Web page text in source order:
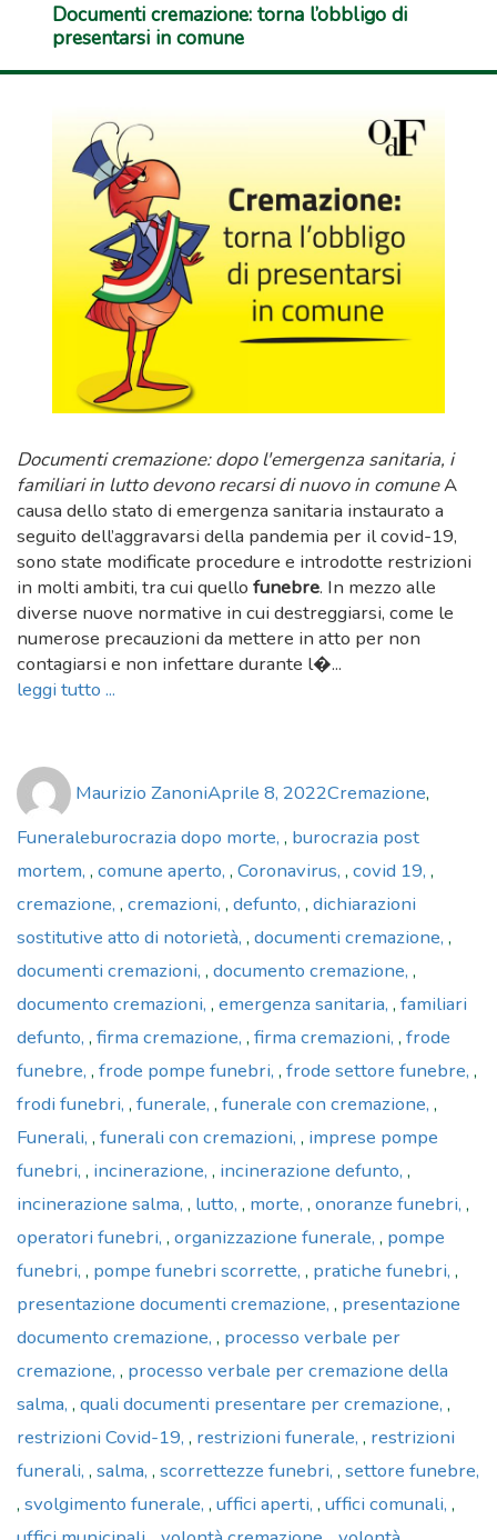
Documenti cremazione: torna l’obbligo di
presentarsi in comune
Documenti cremazione: dopo l'emergenza sanitaria, i
familiari in lutto devono recarsi di nuovo in comuneA
causa dello stato di emergenza sanitaria instaurato a
seguito dell’aggravarsi della pandemia per il covid-19,
sono state modificate procedure e introdotte restrizioni
in molti ambiti, tra cui quello funebre. In mezzo alle
diverse nuove normative in cui destreggiarsi, come le
numerose precauzioni da mettere in atto per non
contagiarsi e non infettare durante l�...
leggi tutto ...
Maurizio Zanonion
Aprile 8, 2022Cremazione,
FuneraleTags
burocrazia dopo morte , burocrazia post
mortem , comune aperto , Coronavirus , covid 19 ,
cremazione , cremazioni , defunto , dichiarazioni
sostitutive atto di notorietà , documenti cremazione ,
documenti cremazioni , documento cremazione ,
documento cremazioni , emergenza sanitaria , familiari
defunto , firma cremazione , firma cremazioni , frode
funebre , frode pompe funebri , frode settore funebre ,
frodi funebri , funerale , funerale con cremazione ,
Funerali , funerali con cremazioni , imprese pompe
funebri , incinerazione , incinerazione defunto ,
incinerazione salma , lutto , morte , onoranze funebri ,
operatori funebri , organizzazione funerale , pompe
funebri , pompe funebri scorrette , pratiche funebri ,
presentazione documenti cremazione , presentazione
documento cremazione , processo verbale per
cremazione , processo verbale per cremazione della
salma , quali documenti presentare per cremazione ,
restrizioni Covid-19 , restrizioni funerale , restrizioni
funerali , salma , scorrettezze funebri , settore funebre
, svolgimento funerale , uffici aperti , uffici comunali ,